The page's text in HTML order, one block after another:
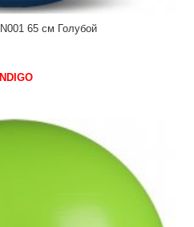
Мяч гимнастический INDIGO IN001 65 см Голубой
INDIGO